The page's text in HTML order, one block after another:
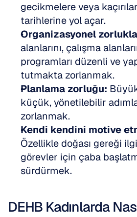
gecikmelere veya
tarihlerine yol açar.
Organizasyonel
alanlarını, çalışma
programları düzenli ve
tutmakta zorlanmak.
Planlama zorluğu:
küçük, yönetilebilir
zorlanmak.
Kendi kendini motive
Özellikle doğası gereği
görevler için çaba
sürdürmek.
DEHB Kadınlarda